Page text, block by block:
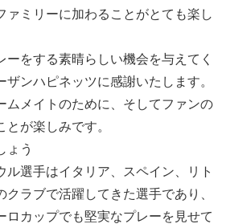
ァミリーに加わることがとても楽し
ーをする素晴らしい機会を与えてく
ザンハピネッツに感謝いたします。
ムメイトのために、そしてファンの
が楽しみです。
ょう
ル選手はイタリア、スペイン、リト
クラブで活躍してきた選手であり、
ロカップでも堅実なプレーを見せて